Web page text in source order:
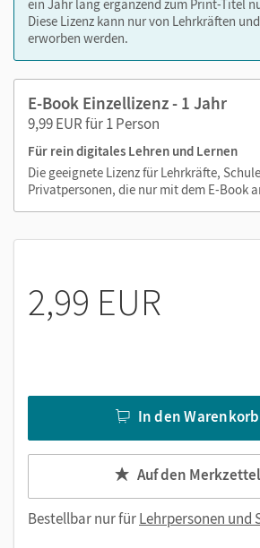
gestalten Sie das Lehren und Lernen
abwechslungsreich. Kein
zeitaufwendiges Suchen!
Medien in diesem E-Book:
Audios
Videos
Externe Weblinks zu
Bildern und Texten
ein Jahr lang ergänzend zum Print-Titel
Diese Lizenz kann nur von Lehrkräften
erworben werden.
E-Book Einzellizenz - 1 Jahr
9,99 EUR für 1 Person
Für rein digitales Lehren und Lernen
Die geeignete Lizenz für Lehrkräfte,
Privatpersonen, die nur mit dem E-Book
2,99 EUR
In den Warenkorb
Auf den Merkzettel
Bestellbar nur fürLehrpersonen und